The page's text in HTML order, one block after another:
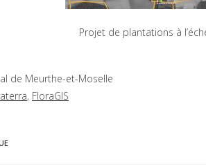
Projet de plantations à
de Meurthe-et-Moselle
, FloraGIS